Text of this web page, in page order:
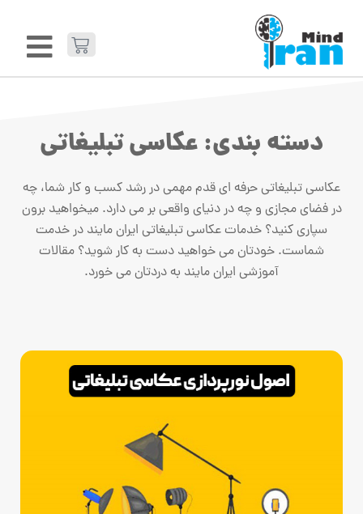
دسته بندی: عکاسی تبلیغاتی
عکاسی تبلیغاتی حرفه ای قدم مهمی در رشد کسب و کار شما، چه
در فضای مجازی و چه در دنیای واقعی بر می دارد. میخواهید برون
سپاری کنید؟ خدمات عکاسی تبلیغاتی ایران مایند در خدمت
شماست. خودتان می خواهید دست به کار شوید؟ مقالات
آموزشی ایران مایند به دردتان می خورد.